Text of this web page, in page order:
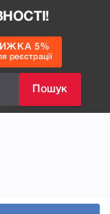
Пошук
5%
реєстрації